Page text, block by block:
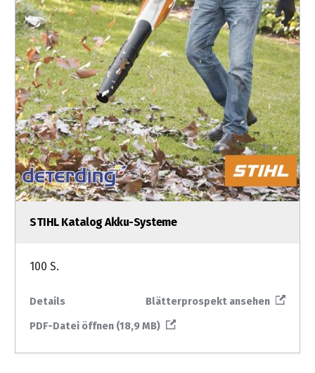
STIHL Katalog Akku-Systeme
100 S.
Details
Blätterprospekt ansehen
PDF-Datei öffnen (18,9 MB)